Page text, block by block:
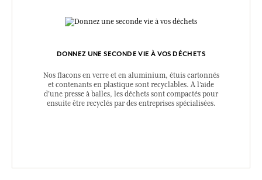
DONNEZ UNE SECONDE VIE À VOS DÉCHETS
Nos flacons en verre et en aluminium, étuis cartonnés
et contenants en plastique sont recyclables. A l’aide
d’une presse à balles, les déchets sont compactés pour
ensuite être recyclés par des entreprises spécialisées.